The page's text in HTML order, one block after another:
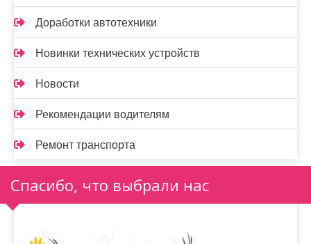
Доработки автотехники
Новинки технических устройств
Новости
Рекомендации водителям
Ремонт транспорта
Спасибо, что выбрали нас